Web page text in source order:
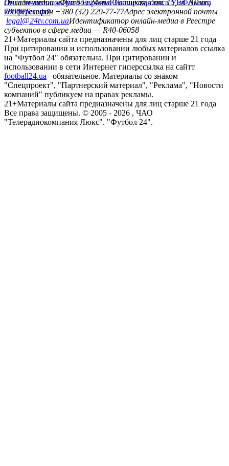
Лига чемпионовЛига ЕвропыЮношеская лига УЕФАЛига
конференций
Онлайн-медиа «Футбол 24»пл. Галицкая, дом. 15, м. Львов,
79008Телефон +380 (32) 229-77-77Адрес электронной почты
legal@24tv.com.uaИдентификатор онлайн-медиа в Реестре
субъектов в сфере медиа — R40-06058
21+Материалы сайта предназначены для лиц старше 21 года
При цитировании и использовании любых материалов ссылка
на "Футбол 24" обязательна. При цитировании и
использовании в сети Интернет гиперссылка на сайтт
football24.ua
обязательное. Материалы со знаком
"Спецпроект", "Партнерский материал", "Реклама", "Новости
компаний" публикуем на правах рекламы.
21+Материалы сайта предназначены для лиц старше 21 года
Все права защищены. © 2005 - 2026 , ЧАО
"Телерадиокомпания Люкс". "Футбол 24".